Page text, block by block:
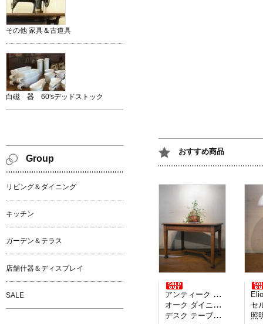
おすすめ商品
アンティーク イギリス製
オーク ダイニングテーブル
デスク テーブル 2人掛け
Elio
セル
照明
その他 家具＆古道具
白磁 器 60'sデッドストック
Group
リビング＆ダイニング
キッチン
ガーデン＆テラス
店舗什器＆ディスプレイ
SALE